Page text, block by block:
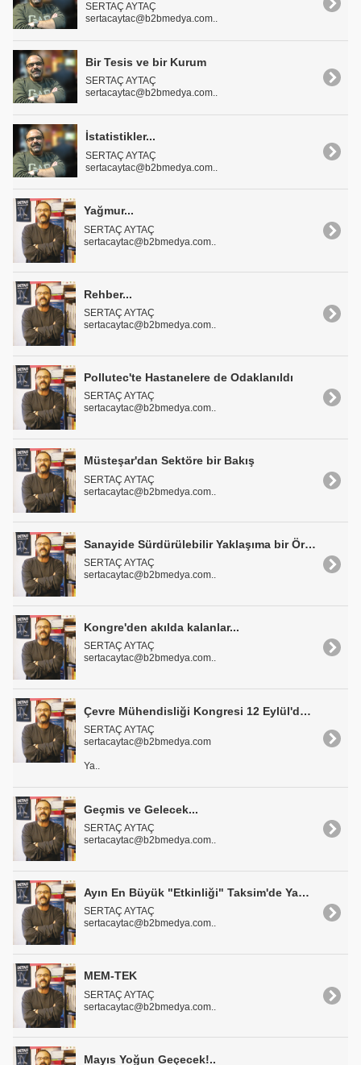
SERTAÇ AYTAÇ
sertacaytac@b2bmedya.com..
Bir Tesis ve bir Kurum
SERTAÇ AYTAÇ
sertacaytac@b2bmedya.com..
İstatistikler...
SERTAÇ AYTAÇ
sertacaytac@b2bmedya.com..
Yağmur...
SERTAÇ AYTAÇ
sertacaytac@b2bmedya.com..
Rehber...
SERTAÇ AYTAÇ
sertacaytac@b2bmedya.com..
Pollutec'te Hastanelere de Odaklanıldı
SERTAÇ AYTAÇ
sertacaytac@b2bmedya.com..
Müsteşar'dan Sektöre bir Bakış
SERTAÇ AYTAÇ
sertacaytac@b2bmedya.com..
Sanayide Sürdürülebilir Yaklaşıma bir Örnek
SERTAÇ AYTAÇ
sertacaytac@b2bmedya.com..
Kongre'den akılda kalanlar...
SERTAÇ AYTAÇ
sertacaytac@b2bmedya.com..
Çevre Mühendisliği Kongresi 12 Eylül'de Başlıyor
SERTAÇ AYTAÇ
sertacaytac@b2bmedya.com
Ya..
Geçmis ve Gelecek...
SERTAÇ AYTAÇ
sertacaytac@b2bmedya.com..
Ayın En Büyük "Etkinliği" Taksim'de Yapıldı
SERTAÇ AYTAÇ
sertacaytac@b2bmedya.com..
MEM-TEK
SERTAÇ AYTAÇ
sertacaytac@b2bmedya.com..
Mayıs Yoğun Geçecek!..